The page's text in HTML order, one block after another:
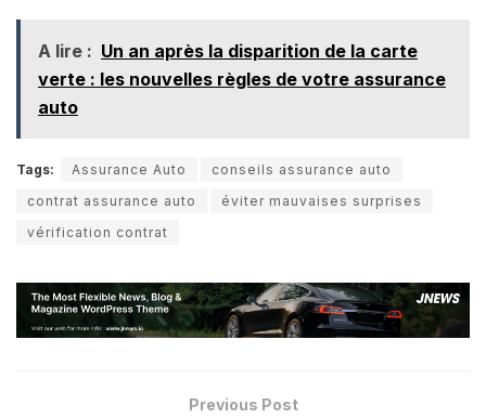
A lire : Un an après la disparition de la carte
verte : les nouvelles règles de votre assurance
auto
Tags: Assurance Auto
conseils assurance auto
contrat assurance auto
éviter mauvaises surprises
vérification contrat
Previous Post